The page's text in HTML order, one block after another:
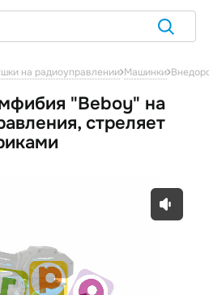
на радиоуправлении Машинки
"Beboy" на
стреляет